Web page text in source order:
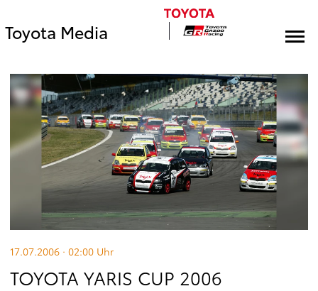
Toyota Media
17.07.2006 · 02:00 Uhr
TOYOTA YARIS CUP 2006